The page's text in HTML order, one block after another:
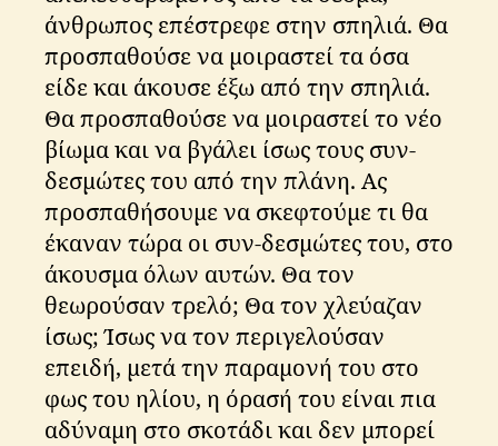
άνθρωπος επέστρεφε στην σπηλιά. Θα
προσπαθούσε να μοιραστεί τα όσα
είδε και άκουσε έξω από την σπηλιά.
Θα προσπαθούσε να μοιραστεί το νέο
βίωμα και να βγάλει ίσως τους συν-
δεσμώτες του από την πλάνη. Ας
προσπαθήσουμε να σκεφτούμε τι θα
έκαναν τώρα οι συν-δεσμώτες του, στο
άκουσμα όλων αυτών. Θα τον
θεωρούσαν τρελό; Θα τον χλεύαζαν
ίσως; Ίσως να τον περιγελούσαν
επειδή, μετά την παραμονή του στο
φως του ηλίου, η όρασή του είναι πια
αδύναμη στο σκοτάδι και δεν μπορεί